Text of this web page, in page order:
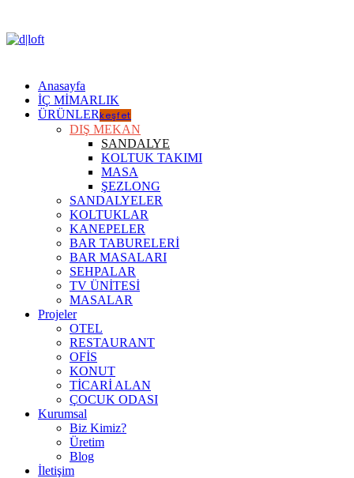
Anasayfa
İÇ MİMARLIK
ÜRÜNLERkeşfet
DIŞ MEKAN
SANDALYE
KOLTUK TAKIMI
MASA
ŞEZLONG
SANDALYELER
KOLTUKLAR
KANEPELER
BAR TABURELERİ
BAR MASALARI
SEHPALAR
TV ÜNİTESİ
MASALAR
Projeler
OTEL
RESTAURANT
OFİS
KONUT
TİCARİ ALAN
ÇOCUK ODASI
Kurumsal
Biz Kimiz?
Üretim
Blog
İletişim